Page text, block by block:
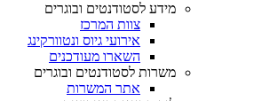
מידע לסטודנטים ובוגרים
צוות המרכז
אירועי גיוס ונטוורקינג
השארו מעודכנים
משרות לסטודנטים ובוגרים
אתר המשרות